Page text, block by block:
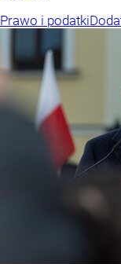
Prawo i podatki